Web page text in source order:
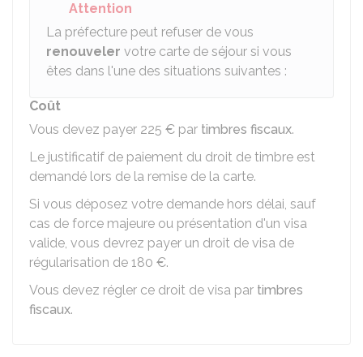
Attention
La préfecture peut refuser de vous
renouveler votre carte de séjour si vous
êtes dans l'une des situations suivantes :
Coût
Vous devez payer 225 € par timbres fiscaux.
Le justificatif de paiement du droit de timbre est
demandé lors de la remise de la carte.
Si vous déposez votre demande hors délai, sauf
cas de force majeure ou présentation d'un visa
valide, vous devrez payer un droit de visa de
régularisation de 180 €.
Vous devez régler ce droit de visa par timbres
fiscaux.